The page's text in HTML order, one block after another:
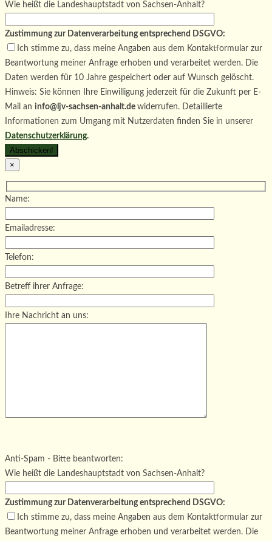
Wie heißt die Landeshauptstadt von Sachsen-Anhalt?
Zustimmung zur Datenverarbeitung entsprechend DSGVO:
Ich stimme zu, dass meine Angaben aus dem Kontaktformular zur
Beantwortung meiner Anfrage erhoben und verarbeitet werden. Die
Daten werden für 10 Jahre gespeichert oder auf Wunsch gelöscht.
Hinweis: Sie können Ihre Einwilligung jederzeit für die Zukunft per E-
Mail an info@ljv-sachsen-anhalt.de widerrufen. Detaillierte
Informationen zum Umgang mit Nutzerdaten finden Sie in unserer
Datenschutzerklärung.
×
Name:
Emailadresse:
Telefon:
Betreff ihrer Anfrage:
Ihre Nachricht an uns:
Bitte lasse dieses Feld leer.
Anti-Spam - Bitte beantworten:
Wie heißt die Landeshauptstadt von Sachsen-Anhalt?
Zustimmung zur Datenverarbeitung entsprechend DSGVO:
Ich stimme zu, dass meine Angaben aus dem Kontaktformular zur
Beantwortung meiner Anfrage erhoben und verarbeitet werden. Die